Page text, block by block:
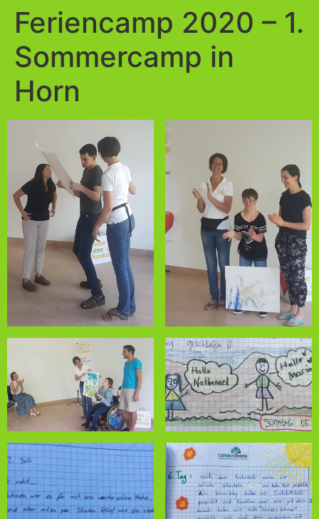
springen
Feriencamp 2020 – 1.
Sommercamp in
Horn